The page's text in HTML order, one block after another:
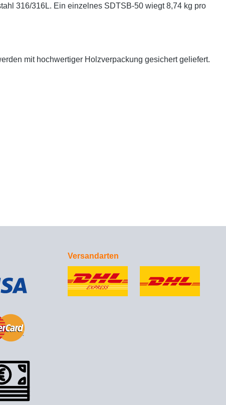
316/316L. Ein einzelnes SDTSB-50 wiegt 8,74 kg pro
mit hochwertiger Holzverpackung gesichert geliefert.
Versandarten